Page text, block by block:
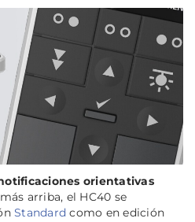
orientativas
arriba, el HC40 se
Standard como en edición